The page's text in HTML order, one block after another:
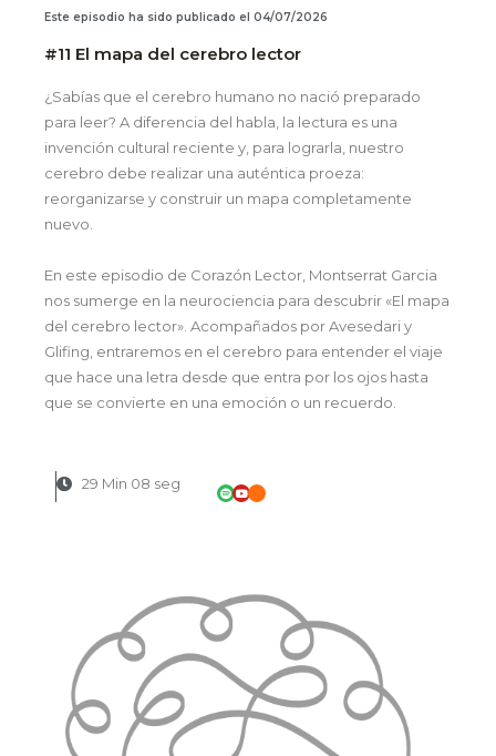
Este episodio ha sido publicado el 04/07/2026
#11 El mapa del cerebro lector
¿Sabías que el cerebro humano no nació preparado
para leer? A diferencia del habla, la lectura es una
invención cultural reciente y, para lograrla, nuestro
cerebro debe realizar una auténtica proeza:
reorganizarse y construir un mapa completamente
nuevo.
En este episodio de Corazón Lector, Montserrat Garcia
nos sumerge en la neurociencia para descubrir «El mapa
del cerebro lector». Acompañados por Avesedari y
Glifing, entraremos en el cerebro para entender el viaje
que hace una letra desde que entra por los ojos hasta
que se convierte en una emoción o un recuerdo.
29 Min 08 seg